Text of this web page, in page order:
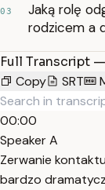
03
Jaką rolę
rodzicem a
Full Transcript
Copy
SRT
00:00
Speaker A
Zerwanie
bardzo